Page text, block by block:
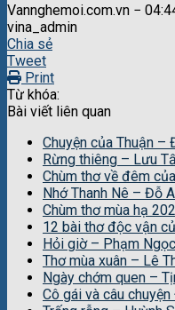
Vannghemoi.com.vn −
vina_admin
Chia sẻ
Tweet
Print
Từ khóa:
Bài viết liên quan
Chuyện của Thuận –
Rừng thiêng – Lưu
Chùm thơ về đêm
Nhớ Thanh Nê – Đỗ
Chùm thơ mùa hạ
12 bài thơ độc vận
Hỏi giờ – Phạm
Thơ mùa xuân – Lê
Ngày chớm quen –
Cô gái và câu